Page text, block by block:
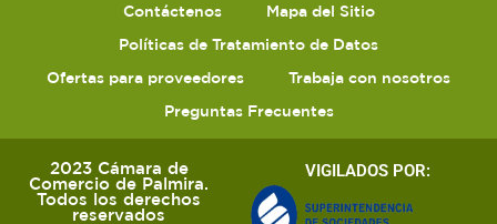
Contáctenos
Mapa del Sitio
Políticas de Tratamiento de Datos
Ofertas para proveedores
Trabaja con nosotros
Preguntas Frecuentes
2023 Cámara de
Comercio de Palmira.
Todos los derechos
reservados
VIGILADOS POR: